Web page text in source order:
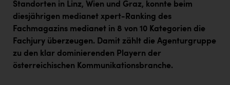
INTERSPAR
INTERSPORT Austria
Jesolo
Jane Goodall Institute Austria
Standorten in Linz, Wien und Graz, konnte beim
diesjährigen medianet xpert-Ranking des
Fachmagazins medianet in 8 von 10 Kategorien die
Fachjury überzeugen. Damit zählt die Agenturgruppe
zu den klar dominierenden Playern der
österreichischen Kommunikationsbranche.